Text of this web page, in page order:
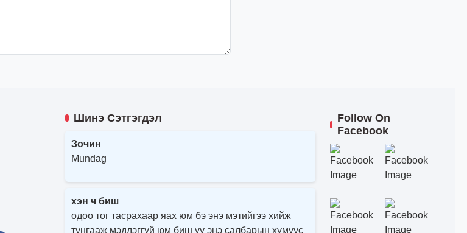
Шинэ Сэтгэгдэл
Зочин
Mundag
хэн ч биш
одоо тог тасрахаар яах юм бэ энэ мэтийгээ хийж
тунгааж мэддэггүй юм биш үү энэ салбарын хүмүүс
Follow On
Facebook